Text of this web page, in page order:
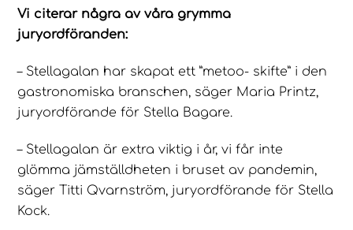
Vi citerar några av våra grymma
juryordföranden:
– Stellagalan har skapat ett ”metoo- skifte” i den
gastronomiska branschen, säger Maria Printz,
juryordförande för Stella Bagare.
– Stellagalan är extra viktig i år, vi får inte
glömma jämställdheten i bruset av pandemin,
säger Titti Qvarnström, juryordförande för Stella
Kock.